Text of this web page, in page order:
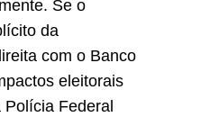
Se o
da
com o Banco
eleitorais
Federal